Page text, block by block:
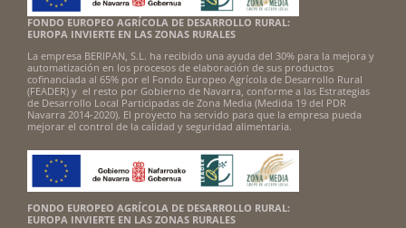
FONDO EUROPEO AGRÍCOLA DE DESARROLLO RURAL:
EUROPA INVIERTE EN LAS ZONAS RURALES
La empresa BERIPAN, S.L. ha recibido una ayuda del 30% para la mejora y
automatización en los procesos de elaboración de sus productos
cofinanciada al 65% por el Fondo Europeo Agrícola de Desarrollo Rural
(FEADER) y el resto por Gobierno de Navarra, conforme a las Estrategias
de Desarrollo Local Participadas de Zona Media (Medida 19 del PDR
Navarra 2014-2020). El proyecto ha servido para que la empresa pueda
mejorar el control de la calidad y seguridad alimentaria.
FONDO EUROPEO AGRÍCOLA DE DESARROLLO RURAL:
EUROPA INVIERTE EN LAS ZONAS RURALES